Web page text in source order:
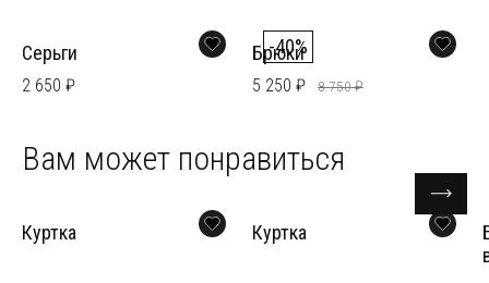
Серьги
2 650 ₽
-40%
Брюки
5 250 ₽ 8 750 ₽
Вам может понравиться
Куртка Куртка